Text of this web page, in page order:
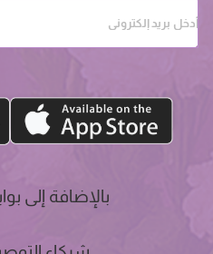
بالإضافة إلى